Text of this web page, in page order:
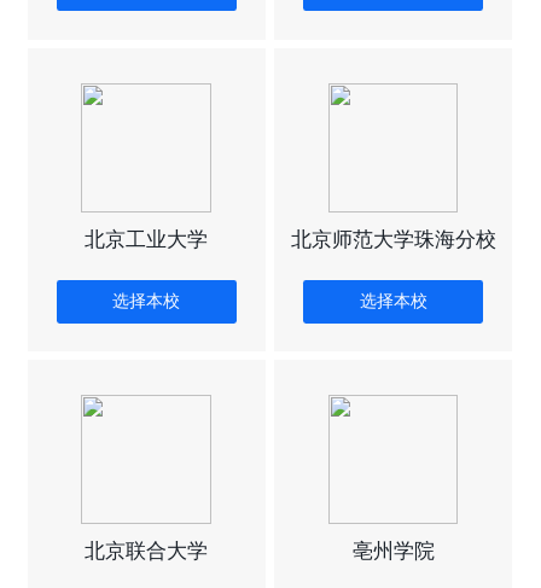
北京工业大学
选择本校
北京师范大学珠海分校
选择本校
北京联合大学 亳州学院